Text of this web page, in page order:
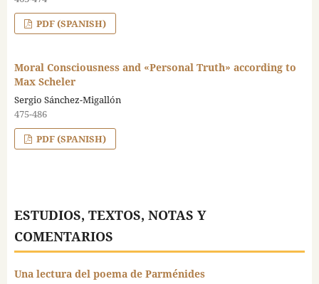
PDF (SPANISH)
Moral Consciousness and «Personal Truth» according to
Max Scheler
Sergio Sánchez-Migallón
475-486
PDF (SPANISH)
ESTUDIOS, TEXTOS, NOTAS Y
COMENTARIOS
Una lectura del poema de Parménides